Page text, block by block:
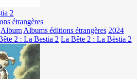
2
étrangères
AlbumAlbums éditions étrangères 2024
2 : La Bestia 2 La Bête 2 : La Bèstia 2